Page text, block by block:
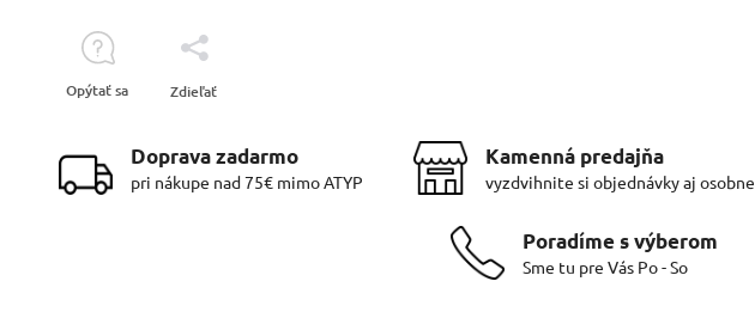
Opýtať sa Zdieľať
Doprava zadarmo
pri nákupe nad 75€ mimo ATYP
Kamenná predajňa
vyzdvihnite si objednávky aj osobne
Poradíme s výberom
Sme tu pre Vás Po - So